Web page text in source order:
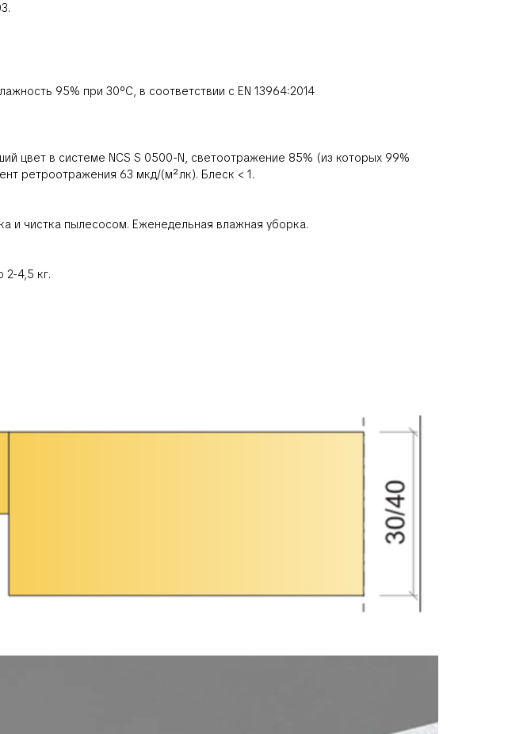
95% при 30°C, в соответствии с EN 13964:2014
цвет в системе NCS S 0500-N, светоотражение 85% (из которых 99%
ретроотражения 63 мкд/(м²лк). Блеск < 1.
и чистка пылесосом. Еженедельная влажная уборка.
4,5 кг.